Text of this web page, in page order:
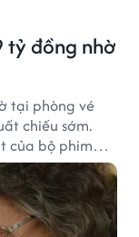
tỷ đồng nhờ
tại phòng vé
chiếu sớm.
của bộ phim
tỷ đồng ở nước